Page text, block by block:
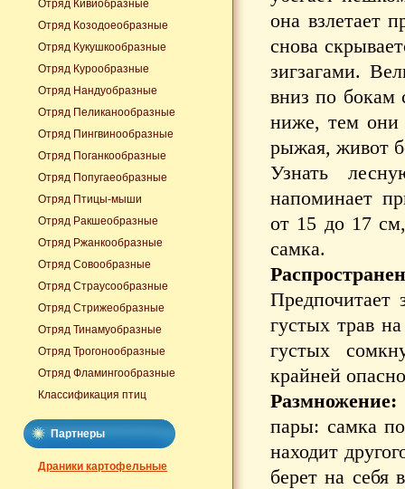
она взлетает
снова
зигзагами.
вниз по бокам
ниже, тем они
рыжая, живот
Узнать
напоминает
от 15 до 17
самка.
Предпочитает
густых трав
густых
крайней
пары: самка
находит
берет на себя
Отряд Кивиобразные
Отряд Козодоеобразные
Отряд Кукушкообразные
Отряд Курообразные
Отряд Нандуобразные
Отряд Пеликанообразные
Отряд Пингвинообразные
Отряд Поганкообразные
Отряд Попугаеобразные
Отряд Птицы-мыши
Отряд Ракшеобразные
Отряд Ржанкообразные
Отряд Совообразные
Отряд Страусообразные
Отряд Стрижеобразные
Отряд Тинамуобразные
Отряд Трогонообразные
Отряд Фламингообразные
Классификация птиц
Партнеры
Драники картофельные